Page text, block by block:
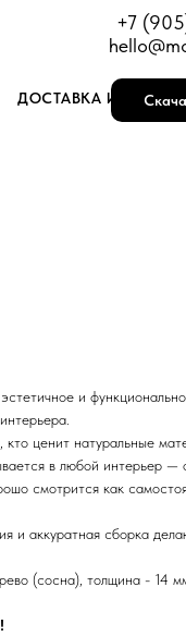
+7
ДОСТАВКА И ОПЛАТА
и
ценит натуральные
в любой интерьер —
смотрится как
и аккуратная сборка
(сосна), толщина - 14